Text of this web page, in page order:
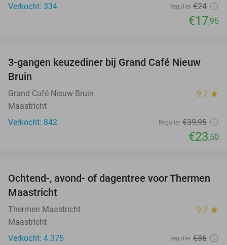
Verkocht: 334
Regulier €24
€17,95
41%
3-gangen keuzediner bij Grand Café Nieuw
Bruin
Grand Café Nieuw Bruin 9.7 star
Maastricht
Verkocht: 842
Regulier €39,95
€23,50
25%
Ochtend-, avond- of dagentree voor Thermen
Maastricht
Thermen Maastricht 9.7 star
Maastricht
Verkocht: 4.375
Regulier €36